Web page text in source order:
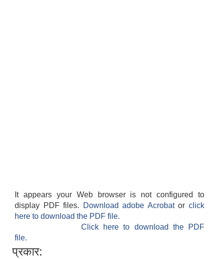
It appears your Web browser is not configured to
display PDF files.
Download adobe Acrobatorclick
here to download the PDF file.
Click here to download the PDF
file.
प्रकार: